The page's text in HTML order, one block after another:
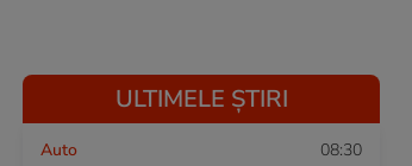
ULTIMELE ȘTIRI
Auto 08:30